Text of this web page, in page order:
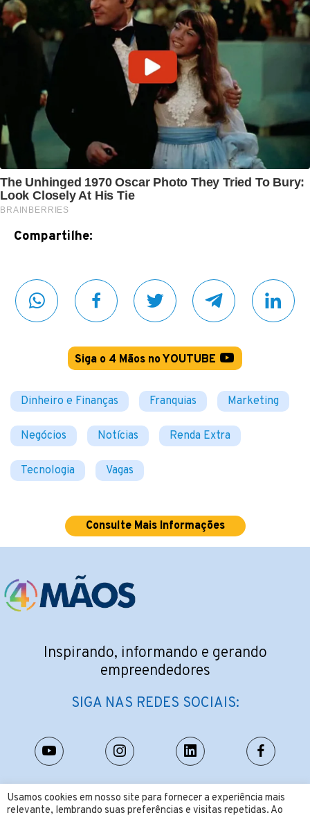
Compartilhe:
Siga o 4 Mãos no YOUTUBE
Dinheiro e Finanças Franquias Marketing
Negócios Notícias Renda Extra
Tecnologia Vagas
Consulte Mais Informações
Usamos cookies em nosso site para fornecer a experiência mais
relevante, lembrando suas preferências e visitas repetidas. Ao
Inspirando, informando e gerando
empreendedores
SIGA NAS REDES SOCIAIS:
CONTATO: